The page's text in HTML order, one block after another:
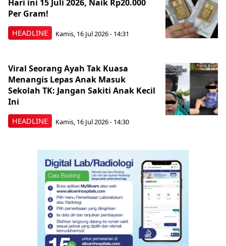
HEADLINE
Hari ini 15 Juli 2026, Naik Rp20.000
Per Gram!
Kamis, 16 Jul 2026 - 14:31
HEADLINE
Viral Seorang Ayah Tak Kuasa
Menangis Lepas Anak Masuk
Sekolah TK: Jangan Sakiti Anak Kecil
Ini
Kamis, 16 Jul 2026 - 14:30